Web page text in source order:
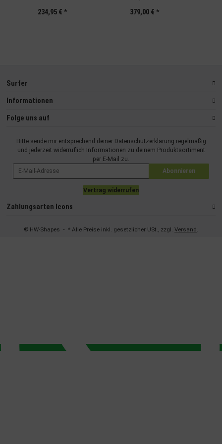
234,95 € * 379,00 € *
Surfer
Informationen
Folge uns auf
Bitte sende mir entsprechend deiner Datenschutzerklärung regelmäßig
und jederzeit widerruflich Informationen zu deinem Produktsortiment
per E-Mail zu.
Abonnieren
Vertrag widerrufen
Zahlungsarten Icons
© HW-Shapes • * Alle Preise inkl. gesetzlicher USt., zzgl. Versand